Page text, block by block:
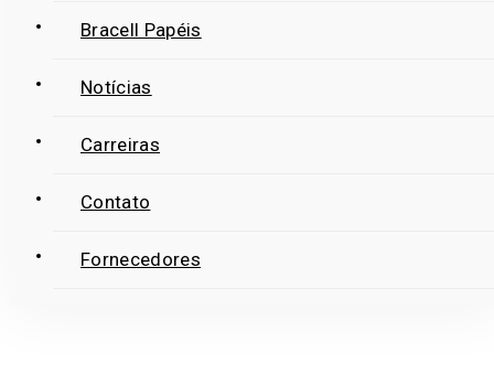
Bracell Papéis
Notícias
Carreiras
Contato
Fornecedores